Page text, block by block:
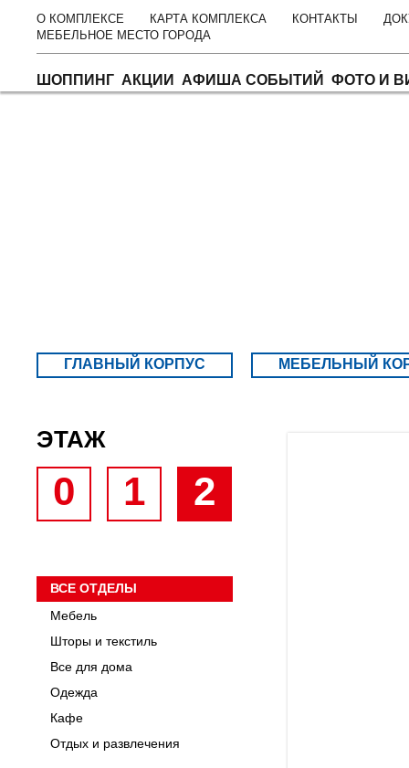
О КОМПЛЕКСЕ КАРТА КОМПЛЕКСА КОНТАКТЫ
МЕБЕЛЬНОЕ МЕСТО ГОРОДА
ШОППИНГ АКЦИИ АФИША СОБЫТИЙ ФОТО И
ГЛАВНЫЙ КОРПУС МЕБЕЛЬНЫЙ
ЭТАЖ
0 1 2
ВСЕ ОТДЕЛЫ
Мебель
Шторы и текстиль
Все для дома
Одежда
Кафе
Отдых и развлечения